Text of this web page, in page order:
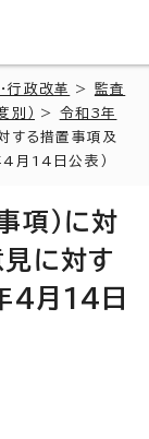
行政改革 > 監査
別） > 令和3年
する措置事項及
4月14日公表）
項）に対
に対す
4月14日